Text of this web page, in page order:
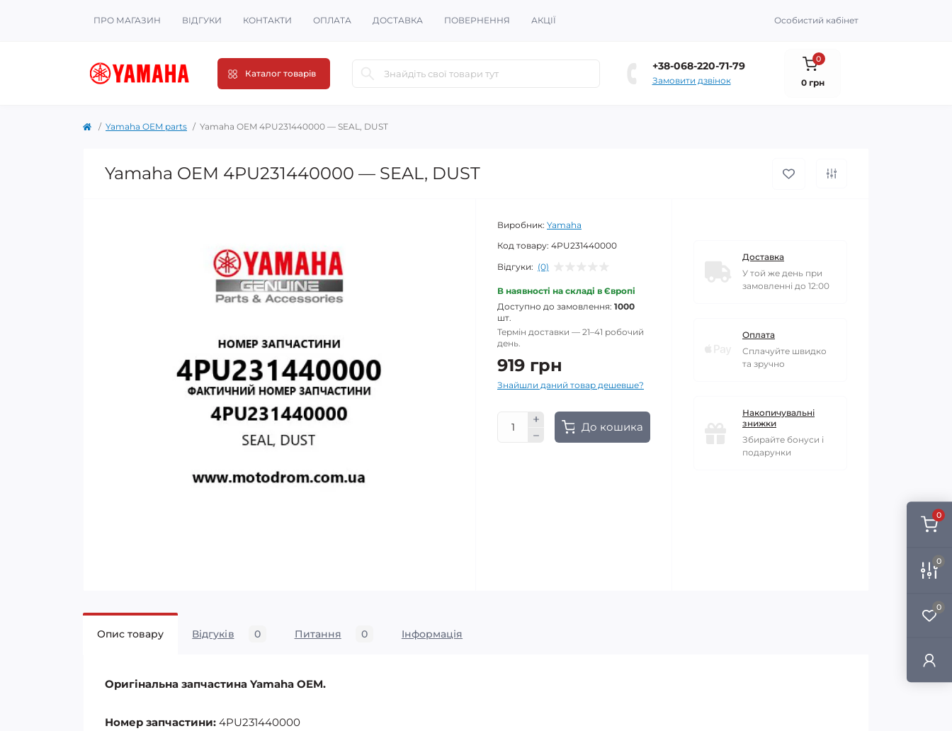
0
0
0
ПРО МАГАЗИН ВІДГУКИ КОНТАКТИ ОПЛАТА ДОСТАВКА ПОВЕРНЕННЯ АКЦІЇ Особистий кабінет
Каталог товарів
+38-068-220-71-79
Замовити дзвінок
0
0 грн
Yamaha OEM parts Yamaha OEM 4PU231440000 — SEAL, DUST
Yamaha OEM 4PU231440000 — SEAL, DUST
Виробник: Yamaha
Код товару: 4PU231440000
Відгуки: (0)
В наявності на складі в Європі
Доступно до замовлення: 1000
шт.
Термін доставки — 21–41 робочий
день.
919 грн
Знайшли даний товар дешевше?
До кошика
Доставка
У той же день при
замовленні до 12:00
Оплата
Сплачуйте швидко
та зручно
Накопичувальні
знижки
Збирайте бонуси і
подарунки
Опис товару Відгуків 0 Питання 0 Iнформація
Оригінальна запчастина Yamaha OEM.
Номер запчастини: 4PU231440000